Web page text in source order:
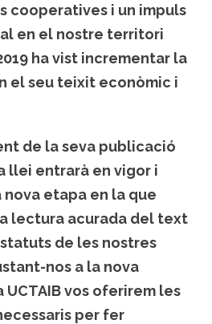
cooperatives i un impuls
en el nostre territori
ha vist incrementar la
el seu teixit econòmic i
de la seva publicació
llei entrarà en vigor i
etapa en la que
lectura acurada del text
de les nostres
nos a la nova
vos oferirem les
per fer